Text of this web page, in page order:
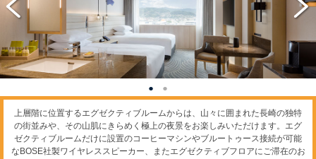
上層階に位置するエグゼクティブルームからは、山々に囲まれた長崎の独特
の街並みや、その山肌にきらめく極上の夜景をお楽しみいただけます。エグ
ゼクティブルームだけに設置のコーヒーマシンやブルートゥース接続が可能
なBOSE社製ワイヤレススピーカー、またエグゼクティブフロアにご滞在のお